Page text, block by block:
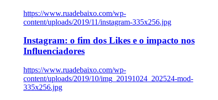
https://www.ruadebaixo.com/wp-
content/uploads/2019/11/instagram-335x256.jpg
Instagram: o fim dos Likes e o impacto nos
Influenciadores
https://www.ruadebaixo.com/wp-
content/uploads/2019/10/img_20191024_202524-mod-
335x256.jpg